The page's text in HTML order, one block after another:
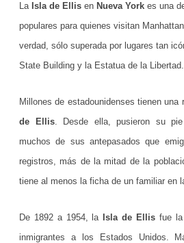
LaIsla de Ellis en Nueva York es una
populares para quienes visitan
verdad, sólo superada por lugares tan
State Building y la Estatua de la Libertad.
Millones de estadounidenses tienen una
de Ellis. Desde ella, pusieron su
muchos de sus antepasados que
registros, más de la mitad de la
tiene al menos la ficha de un familiar en
De 1892 a 1954, laIsla de Ellis fue
inmigrantes a los Estados Unidos.